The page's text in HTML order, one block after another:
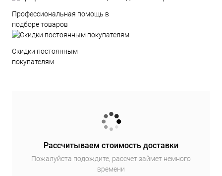
Профессиональная помощь в
подборе товаров
Скидки постоянным
покупателям
Рассчитываем стоимость доставки
Пожалуйста подождите, рассчет займет немного
времени